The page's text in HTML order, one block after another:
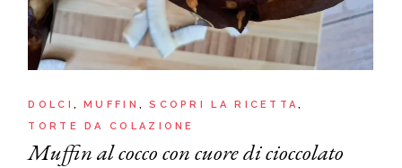
DOLCI MUFFIN
SCOPRI LA RICETTA
TORTE DA COLAZIONE
Muffin al cocco con cuore di cioccolato